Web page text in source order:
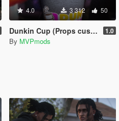
4.0 3 312 50
Dunkin Cup (Props custom) 1.0
By MVPmods